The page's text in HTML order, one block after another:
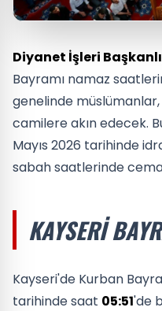
Diyanet İşleri
Bayramı namaz
genelinde müslümanlar,
camilere akın edecek.
Mayıs 2026 tarihinde
sabah saatlerinde
KAYSERI
Kayseri'de Kurban
tarihinde saat 05:51'de